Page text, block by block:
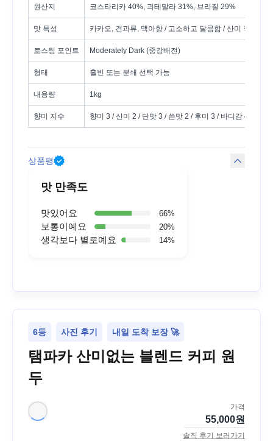
원산지 코스타리카 40%, 과테말라 31%, 브라질 29%
맛 특성 카카오, 견과류, 맥아향 / 고소하고 달콤함 / 산미 적음
로스팅 포인트 Moderately Dark (중강배전)
형태 홀빈 또는 분쇄 선택 가능
내용량 1kg
향미 지수 향미 3 / 산미 2 / 단맛 3 / 쓴맛 2 / 후미 3 / 바디감 4
상품평
맛 만족도
맛있어요 66%
보통이예요 20%
생각보다 별로예요 14%
6등 사진 후기 내일 도착 보장 🚀
탬파카 산미없는 블렌드 커피 원
두
가격
55,000원
솔직 후기 보러가기